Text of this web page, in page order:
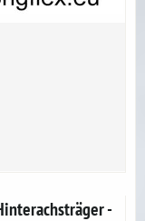
-